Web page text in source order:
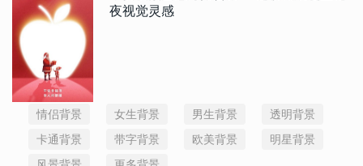
夜视觉灵感
情侣背景 女生背景 男生背景
透明背景
卡通背景
带字背景 欧美背景
明星背景